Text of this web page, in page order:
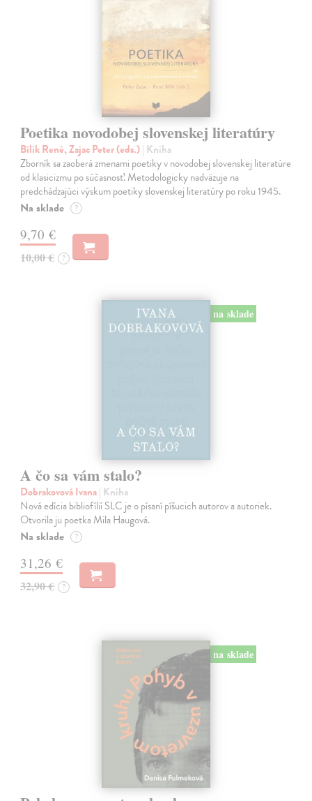
Poetika novodobej slovenskej literatúry
Bílik René, Zajac Peter (eds.)| Kniha
Zborník sa zaoberá zmenami poetiky v novodobej slovenskej literatúre
od klasicizmu po súčasnosť. Metodologicky nadväzuje na
predchádzajúci výskum poetiky slovenskej literatúry po roku 1945.
Na sklade ?
9,70 €
10,00 € ?
na sklade
A čo sa vám stalo?
Dobrakovová Ivana| Kniha
Nová edícia bibliofílií SLC je o písaní píšucich autorov a autoriek.
Otvorila ju poetka Mila Haugová.
Na sklade ?
31,26 €
32,90 € ?
na sklade